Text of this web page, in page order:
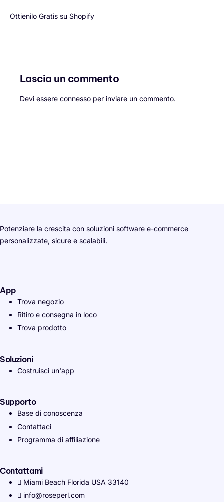
Ottienilo Gratis su Shopify
Lascia un commento
Devi essere connesso per inviare un commento.
Potenziare la crescita con soluzioni software e-commerce
personalizzate, sicure e scalabili.
App
Trova negozio
Ritiro e consegna in loco
Trova prodotto
Soluzioni
Costruisci un'app
Supporto
Base di conoscenza
Contattaci
Programma di affiliazione
Contattami
Miami Beach Florida USA 33140
info@roseperl.com